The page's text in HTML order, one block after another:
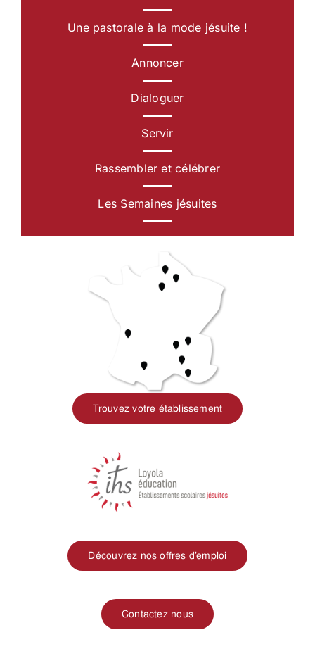
Une pastorale à la mode jésuite !
Annoncer
Dialoguer
Servir
Rassembler et célébrer
Les Semaines jésuites
Trouvez votre établissement
Découvrez nos offres d’emploi
Contactez nous